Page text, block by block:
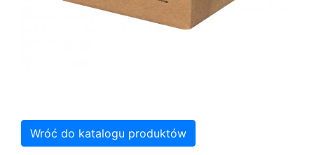
Wróć do katalogu produktów